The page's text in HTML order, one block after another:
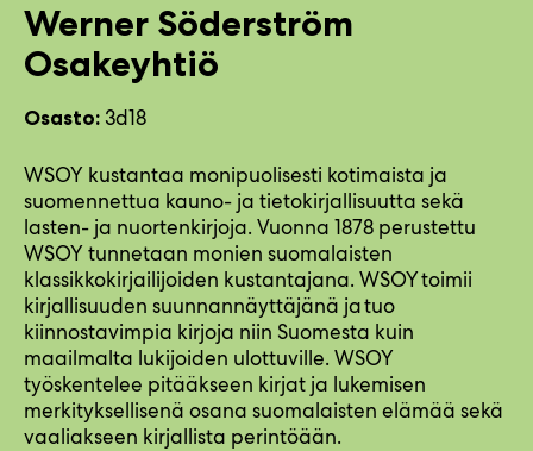
Werner Söderström
Osakeyhtiö
Osasto: 3d18
WSOY kustantaa monipuolisesti kotimaista ja
suomennettua kauno- ja tietokirjallisuutta sekä
lasten- ja nuortenkirjoja. Vuonna 1878 perustettu
WSOY tunnetaan monien suomalaisten
klassikkokirjailijoiden kustantajana. WSOY toimii
kirjallisuuden suunnannäyttäjänä ja tuo
kiinnostavimpia kirjoja niin Suomesta kuin
maailmalta lukijoiden ulottuville. WSOY
työskentelee pitääkseen kirjat ja lukemisen
merkityksellisenä osana suomalaisten elämää sekä
vaaliakseen kirjallista perintöään.